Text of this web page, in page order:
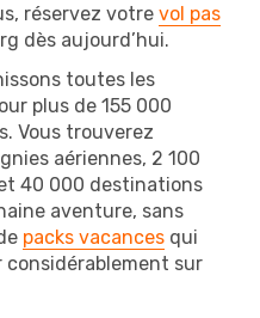
réservez votre vol pas
dès aujourd’hui.
toutes les
plus de 155 000
Vous trouverez
aériennes, 2 100
40 000 destinations
aventure, sans
packs vacances qui
considérablement sur